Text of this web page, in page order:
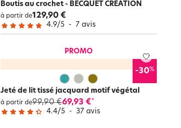
Boutis au crochet - BECQUET CRÉATION
à partir de129,90 €
4.9/5 - 7 avis
PROMO
-30%
Jeté de lit tissé jacquard motif végétal
à partir de99,90 €69,93 €*
4.4/5 - 37 avis